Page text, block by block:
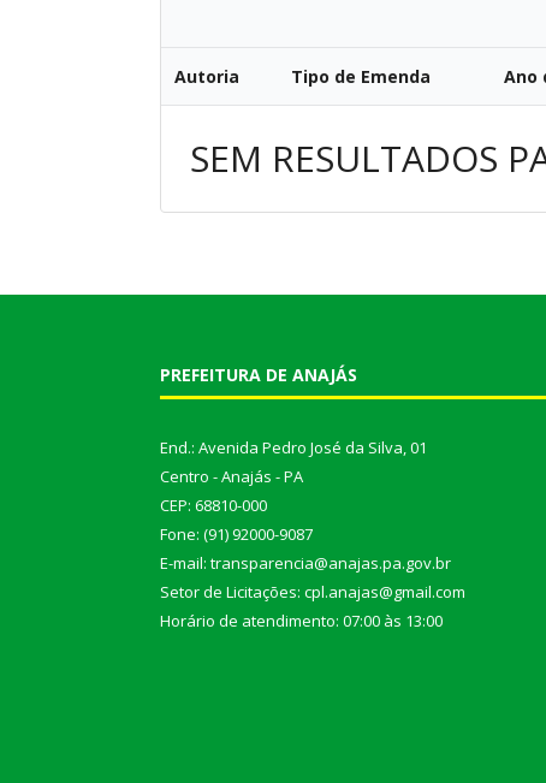
Autoria Tipo de Emenda Ano
SEM RESULTADOS
PREFEITURA DE ANAJÁS
End.: Avenida Pedro José da Silva, 01
Centro - Anajás - PA
CEP: 68810-000
Fone: (91) 92000-9087
E-mail: transparencia@anajas.pa.gov.br
Setor de Licitações: cpl.anajas@gmail.com
Horário de atendimento: 07:00 às 13:00